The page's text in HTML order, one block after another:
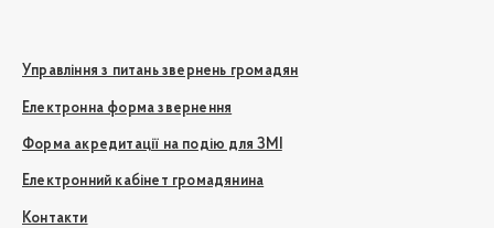
Управління з питань звернень громадян
Електронна форма звернення
Форма акредитації на подію для ЗМІ
Електронний кабінет громадянина
Контакти